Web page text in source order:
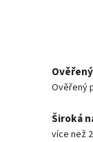
Ověřený
Široká
více než